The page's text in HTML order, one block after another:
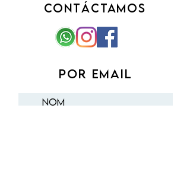
Contáctamos
POR EMAIL